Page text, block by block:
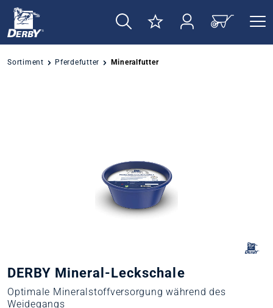
springen
Sortiment Pferdefutter Mineralfutter
DERBY Mineral-Leckschale
Optimale Mineralstoffversorgung während des
Weidegangs